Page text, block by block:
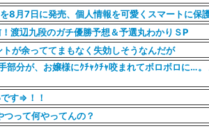
8月7日に発売、個人情報を可愛くスマートに保
渡辺九段のガチ優勝予想＆予選丸わかりＳP
が余っててまもなく失効しそうなんだが
部分が、お嬢様にｸﾁｬｸﾁｬ咬まれてボロボロに…。
す⇒！！
って何やってんの？